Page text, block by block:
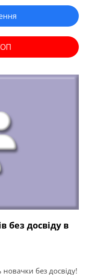
без досвіду в
новачки без досвіду!